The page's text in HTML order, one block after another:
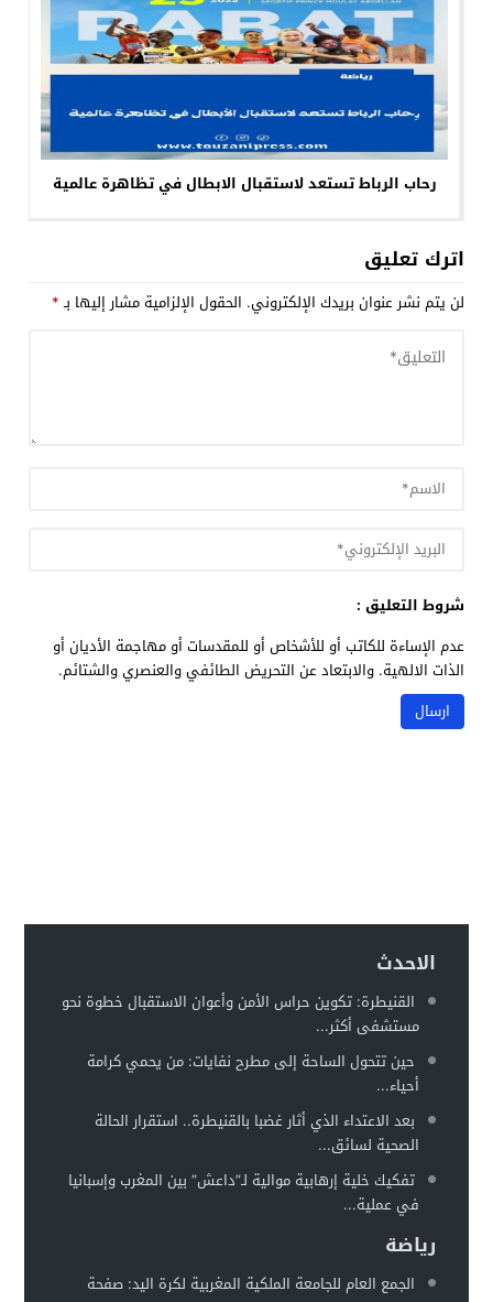
رحاب الرباط تستعد لاستقبال الابطال في تظاهرة عالمية
اترك تعليق
لن يتم نشر عنوان بريدك الإلكتروني. الحقول الإلزامية مشار إليها بـ*
شروط التعليق :
عدم الإساءة للكاتب أو للأشخاص أو للمقدسات أو مهاجمة الأديان أو
الذات الالهية. والابتعاد عن التحريض الطائفي والعنصري والشتائم.
الاحدث
القنيطرة: تكوين حراس الأمن وأعوان الاستقبال خطوة نحو
مستشفى أكثر...
حين تتحول الساحة إلى مطرح نفايات: من يحمي كرامة
أحياء...
بعد الاعتداء الذي أثار غضبا بالقنيطرة.. استقرار الحالة
الصحية لسائق...
تفكيك خلية إرهابية موالية لـ”داعش” بين المغرب وإسبانيا
في عملية...
رياضة
الجمع العام للجامعة الملكية المغربية لكرة اليد: صفحة